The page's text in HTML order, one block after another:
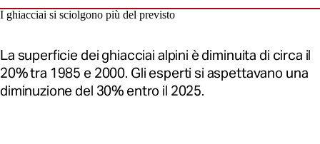
I ghiacciai si sciolgono più del previsto
La superficie dei ghiacciai alpini è diminuita di circa il
20% tra 1985 e 2000. Gli esperti si aspettavano una
diminuzione del 30% entro il 2025.